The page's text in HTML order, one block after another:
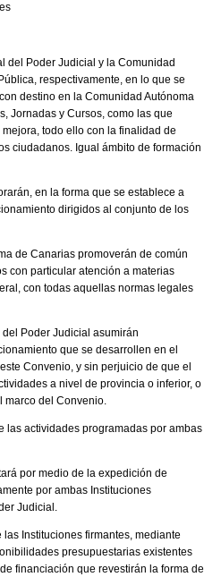
del Poder Judicial y la Comunidad
respectivamente, en lo que se
destino en la Comunidad Autónoma
Jornadas y Cursos, como las que
todo ello con la finalidad de
ciudadanos. Igual ámbito de formación
en la forma que se establece a
dirigidos al conjunto de los
de Canarias promoverán de común
con particular atención a materias
con todas aquellas normas legales
Poder Judicial asumirán
que se desarrollen en el
Convenio, y sin perjuicio de que el
a nivel de provincia o inferior, o
marco del Convenio.
las actividades programadas por ambas
por medio de la expedición de
por ambas Instituciones
Judicial.
Instituciones firmantes, mediante
presupuestarias existentes
financiación que revestirán la forma de